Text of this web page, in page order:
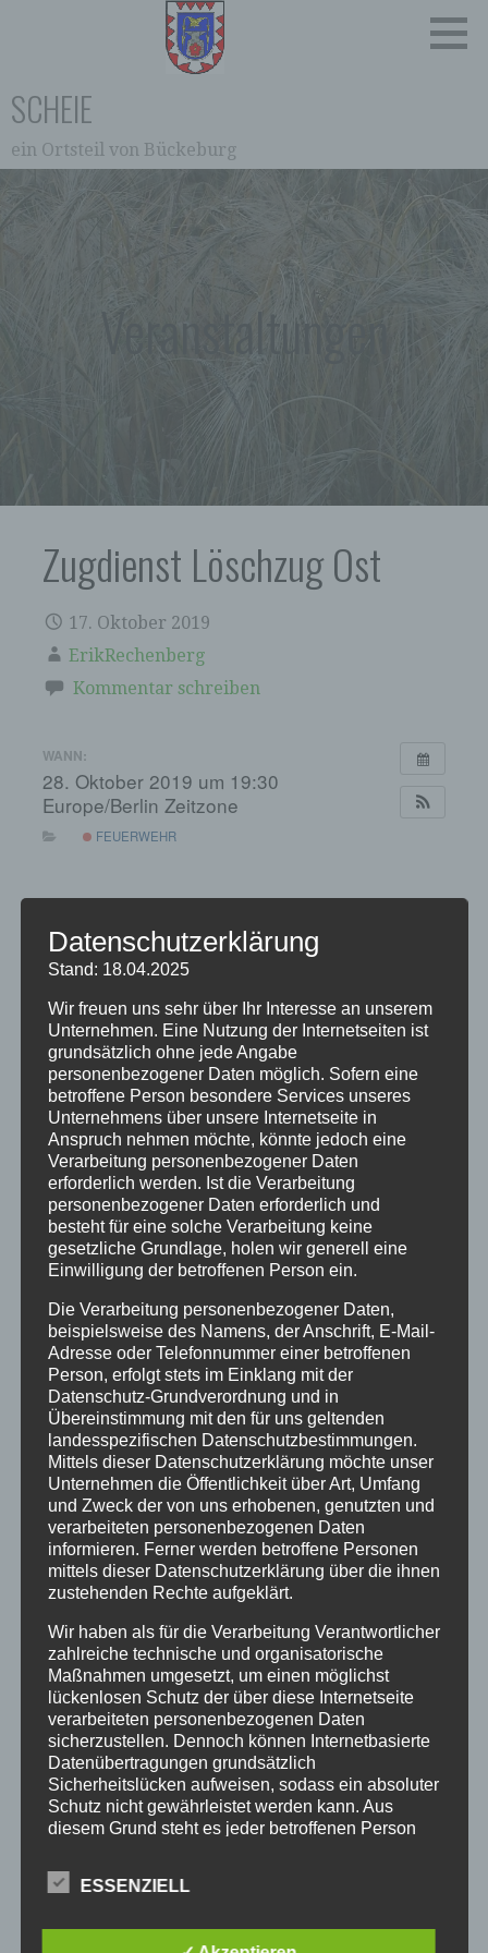
SCHEIE
ein Ortsteil von Bückeburg
Veranstaltungen
Zugdienst Löschzug Ost
17. Oktober 2019
ErikRechenberg
Kommentar schreiben
WANN:
28. Oktober 2019 um 19:30
Europe/Berlin Zeitzone
FEUERWEHR
Beitragsnavigation
← TGS Weihnachtsfeier
Freunde →
SCHREIBE EINEN KOMMENTAR
Deine E-Mail-Adresse wird nicht veröffentlicht.
Erforderliche Felder sind mit*markiert
KOMMENTAR*
NAME*
E-MAIL-ADRESSE *
WEBSITE
NAME, E-MAIL-ADRESSE UND WEBSITE IN DIESEM BROWSER
FÜR MEINEN NÄCHSTEN KOMMENTAR SPEICHERN.
Datenschutzerklärung
Stand: 18.04.2025
Wir freuen uns sehr über Ihr Interesse an unserem
Unternehmen. Eine Nutzung der Internetseiten ist
grundsätzlich ohne jede Angabe
personenbezogener Daten möglich. Sofern eine
betroffene Person besondere Services unseres
Unternehmens über unsere Internetseite in
Anspruch nehmen möchte, könnte jedoch eine
Verarbeitung personenbezogener Daten
erforderlich werden. Ist die Verarbeitung
personenbezogener Daten erforderlich und
besteht für eine solche Verarbeitung keine
gesetzliche Grundlage, holen wir generell eine
Einwilligung der betroffenen Person ein.
Die Verarbeitung personenbezogener Daten,
beispielsweise des Namens, der Anschrift, E-Mail-
Adresse oder Telefonnummer einer betroffenen
Person, erfolgt stets im Einklang mit der
Datenschutz-Grundverordnung und in
Übereinstimmung mit den für uns geltenden
landesspezifischen Datenschutzbestimmungen.
Mittels dieser Datenschutzerklärung möchte unser
Unternehmen die Öffentlichkeit über Art, Umfang
und Zweck der von uns erhobenen, genutzten und
verarbeiteten personenbezogenen Daten
informieren. Ferner werden betroffene Personen
mittels dieser Datenschutzerklärung über die ihnen
zustehenden Rechte aufgeklärt.
Wir haben als für die Verarbeitung Verantwortlicher
zahlreiche technische und organisatorische
Maßnahmen umgesetzt, um einen möglichst
lückenlosen Schutz der über diese Internetseite
verarbeiteten personenbezogenen Daten
sicherzustellen. Dennoch können Internetbasierte
Datenübertragungen grundsätzlich
Sicherheitslücken aufweisen, sodass ein absoluter
Schutz nicht gewährleistet werden kann. Aus
diesem Grund steht es jeder betroffenen Person
alternativen Wegen, beispielsweise telefonisch, an
uns zu übermitteln.
BEGRIFFSBESTIMMUNGEN
ESSENZIELL